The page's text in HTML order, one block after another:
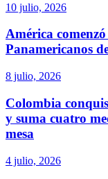
10 julio, 2026
América
Panamericanos
8 julio, 2026
Colombia
y suma cuatro
mesa
4 julio, 2026